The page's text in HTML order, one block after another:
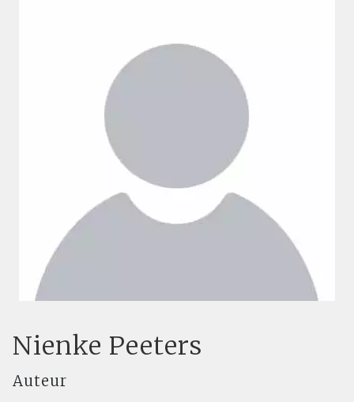
Nienke Peeters
Auteur